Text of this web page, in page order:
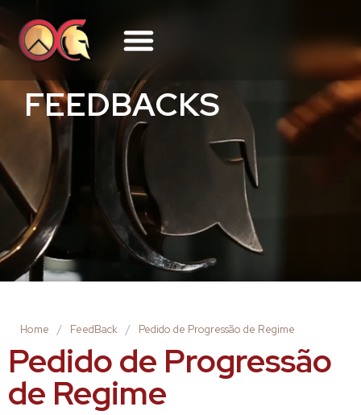
FEEDBACKS
Home / FeedBack / Pedido de Progressão de Regime
Pedido de Progressão
de Regime